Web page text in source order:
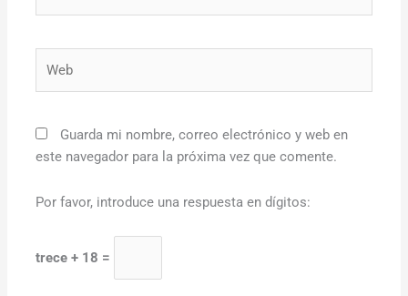
Guarda mi nombre, correo electrónico y web en
este navegador para la próxima vez que comente.
Por favor, introduce una respuesta en dígitos:
trece + 18 =